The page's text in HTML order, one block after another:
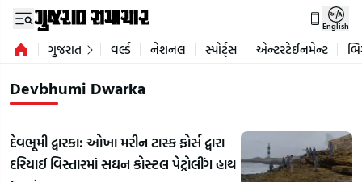
English
ગુજરાત વર્લ્ડ નેશનલ સ્પોર્ટ્સ એન્ટરટેઈનમેન્ટ
Devbhumi Dwarka
દેવભૂમી દ્વારકા: ઓખા મરીન ટાસ્ક ફોર્સ દ્વારા
દરિયાઈ વિસ્તારમાં સઘન કોસ્ટલ પેટ્રોલીંગ હાથ